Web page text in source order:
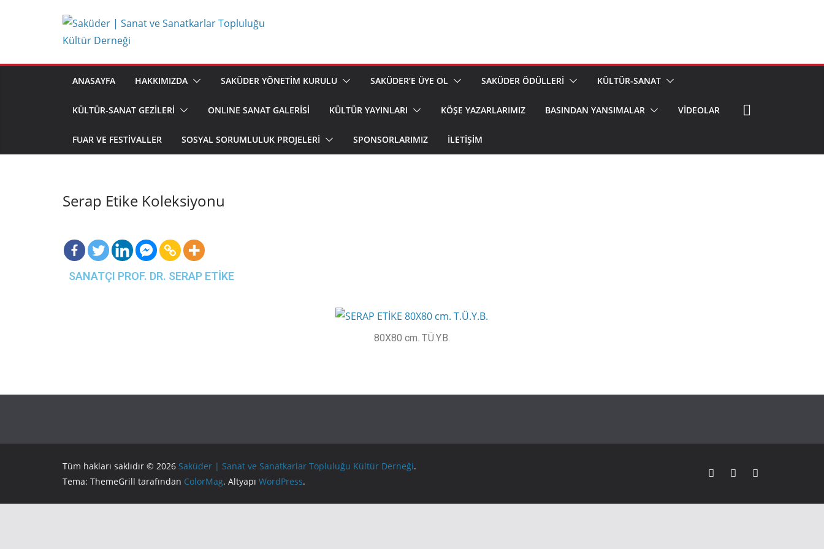
ANASAYFA HAKKIMIZDA SAKÜDER YÖNETİM KURULU SAKÜDER’E ÜYE OL SAKÜDER ÖDÜLLERİ KÜLTÜR-SANAT
KÜLTÜR-SANAT GEZİLERİ ONLINE SANAT GALERİSİ KÜLTÜR YAYINLARI KÖŞE YAZARLARIMIZ BASINDAN YANSIMALAR VIDEOLAR
FUAR VE FESTIVALLER SOSYAL SORUMLULUK PROJELERİ SPONSORLARIMIZ İLETIŞIM
Serap Etike Koleksiyonu
SANATÇI PROF. DR. SERAP ETİKE
80X80 cm. T.Ü.Y.B.
Tüm hakları saklıdır © 2026 Saküder | Sanat ve Sanatkarlar Topluluğu Kültür Derneği.
Tema: ThemeGrill tarafından ColorMag. Altyapı WordPress.